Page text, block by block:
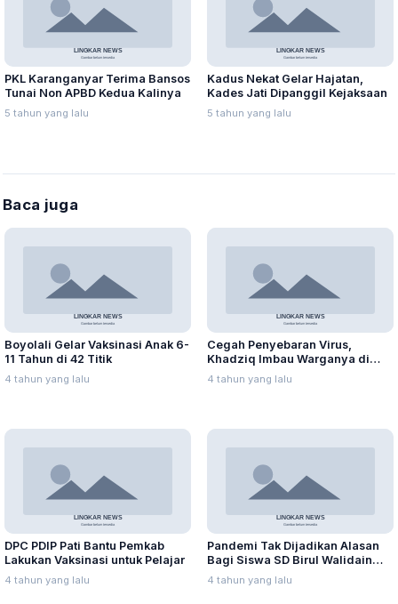
PKL Karanganyar Terima Bansos
Tunai Non APBD Kedua Kalinya
5 tahun yang lalu
Kadus Nekat Gelar Hajatan,
Kades Jati Dipanggil Kejaksaan
5 tahun yang lalu
Baca juga
Boyolali Gelar Vaksinasi Anak 6-
11 Tahun di 42 Titik
4 tahun yang lalu
Cegah Penyebaran Virus,
Khadziq Imbau Warganya di
Perantauan Tidak Mudik
4 tahun yang lalu
DPC PDIP Pati Bantu Pemkab
Lakukan Vaksinasi untuk Pelajar
4 tahun yang lalu
Pandemi Tak Dijadikan Alasan
Bagi Siswa SD Birul Walidain
Torehkan Prestasi
4 tahun yang lalu